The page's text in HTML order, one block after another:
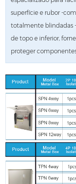
superfície e rubor -
totalmente blindadas
de topo e inferior,
proteger